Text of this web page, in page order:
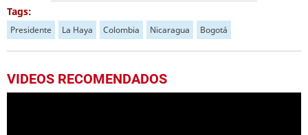
Tags:
Presidente La Haya Colombia Nicaragua Bogotá
VIDEOS RECOMENDADOS